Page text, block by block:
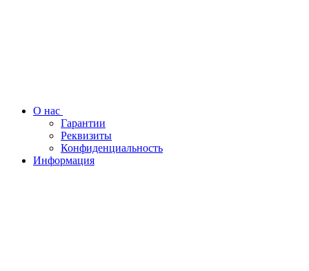
О нас
Гарантии
Реквизиты
Конфиденциальность
Информация